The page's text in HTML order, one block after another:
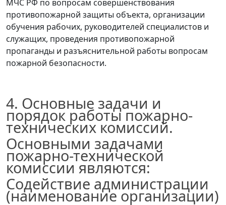
МЧС РФ по вопросам совершенствования
противопожарной защиты объекта, организации
обучения рабочих, руководителей специалистов и
служащих, проведения противопожарной
пропаганды и разъяснительной работы вопросам
пожарной безопасности.
4. Основные задачи и
порядок работы пожарно-
технических комиссий.
Основными задачами
пожарно-технической
комиссии являются:
Содействие администрации
(наименование организации)